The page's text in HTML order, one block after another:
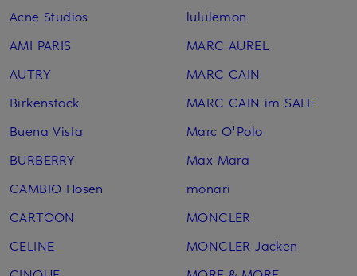
Acne Studios
AMI PARIS
AUTRY
Birkenstock
Buena Vista
BURBERRY
CAMBIO Hosen
CARTOON
CELINE
lululemon
MARC AUREL
MARC CAIN
MARC CAIN im SALE
Marc O'Polo
Max Mara
monari
MONCLER
MONCLER Jacken